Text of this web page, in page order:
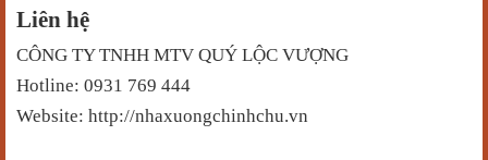
Liên hệ
CÔNG TY TNHH MTV QUÝ LỘC VƯỢNG
Hotline: 0931 769 444
Website: http://nhaxuongchinhchu.vn